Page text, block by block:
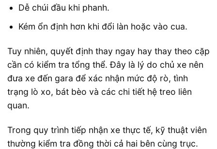
Dễ chúi đầu khi phanh.
Kém ổn định hơn khi đổi làn hoặc vào cua.
Tuy nhiên, quyết định thay ngay hay thay theo cặp
cần có kiểm tra tổng thể. Đây là lý do chủ xe nên
đưa xe đến gara để xác nhận mức độ rò, tình
trạng lò xo, bát bèo và các chi tiết hệ treo liên
quan.
Trong quy trình tiếp nhận xe thực tế, kỹ thuật viên
thường kiểm tra đồng thời cả hai bên cùng trục.